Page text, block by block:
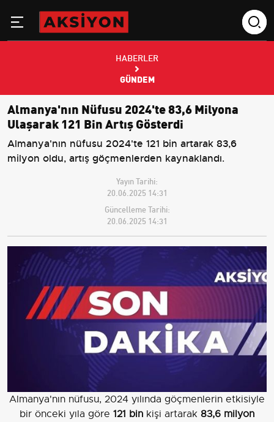
HABERLER
GÜNDEM
Almanya'nın Nüfusu 2024'te 83,6 Milyona
Ulaşarak 121 Bin Artış Gösterdi
Almanya'nın nüfusu 2024'te 121 bin artarak 83,6
milyon oldu, artış göçmenlerden kaynaklandı.
Yayın Tarihi:
20.06.2025 14:31
Güncelleme Tarihi:
20.06.2025 14:31
Almanya'nın nüfusu, 2024 yılında göçmenlerin etkisiyle
bir önceki yıla göre 121 bin kişi artarak 83,6 milyon